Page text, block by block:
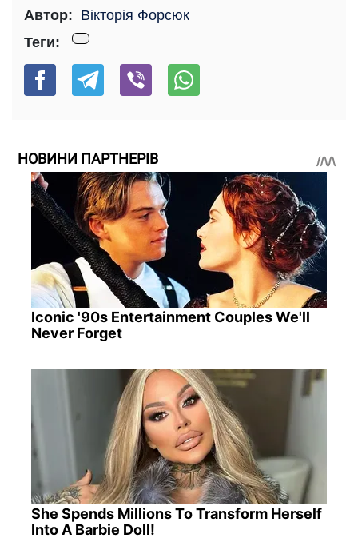
Автор: Вікторія Форсюк
Теги:
НОВИНИ ПАРТНЕРІВ
Iconic '90s Entertainment Couples We'll
Never Forget
She Spends Millions To Transform Herself
Into A Barbie Doll!